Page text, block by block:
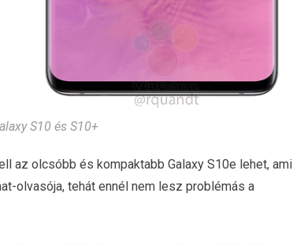
S10 és S10+
az olcsóbb és kompaktabb Galaxy S10e lehet, ami
olvasója, tehát ennél nem lesz problémás a